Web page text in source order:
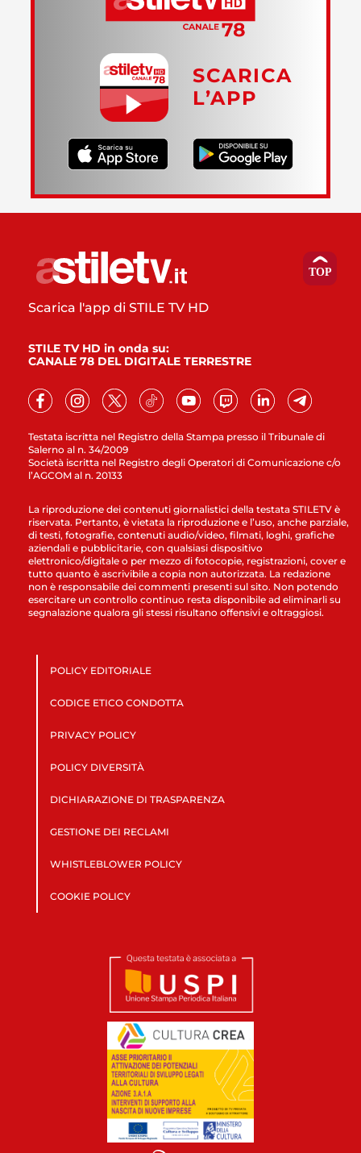
SCARICA
L’APP
Testata iscritta nel Registro della Stampa presso il Tribunale di
Salerno al n. 34/2009
Società iscritta nel Registro degli Operatori di Comunicazione c/o
l’AGCOM al n. 20133
Scarica l'app di STILE TV HD
STILE TV HD in onda su:
CANALE 78 DEL DIGITALE TERRESTRE
La riproduzione dei contenuti giornalistici della testata STILETV è
riservata. Pertanto, è vietata la riproduzione e l’uso, anche parziale,
di testi, fotografie, contenuti audio/video, filmati, loghi, grafiche
aziendali e pubblicitarie, con qualsiasi dispositivo
elettronico/digitale o per mezzo di fotocopie, registrazioni, cover e
tutto quanto è ascrivibile a copia non autorizzata. La redazione
non è responsabile dei commenti presenti sul sito. Non potendo
esercitare un controllo continuo resta disponibile ad eliminarli su
segnalazione qualora gli stessi risultano offensivi e oltraggiosi.
POLICY EDITORIALE
CODICE ETICO CONDOTTA
PRIVACY POLICY
POLICY DIVERSITÀ
DICHIARAZIONE DI TRASPARENZA
GESTIONE DEI RECLAMI
WHISTLEBLOWER POLICY
COOKIE POLICY